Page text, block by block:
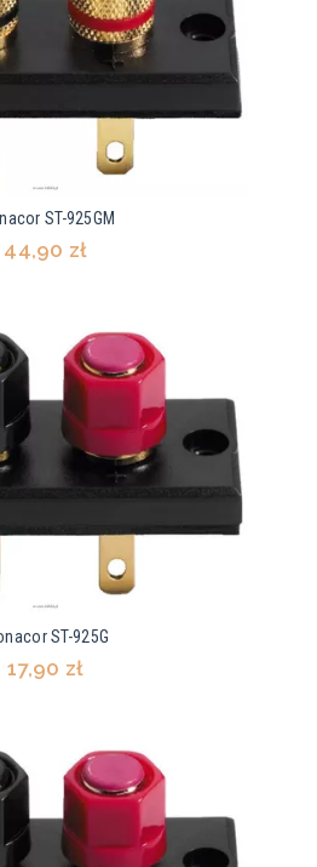
ST-925GM
44,90 zł
ST-925G
17,90 zł